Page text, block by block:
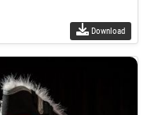
Download